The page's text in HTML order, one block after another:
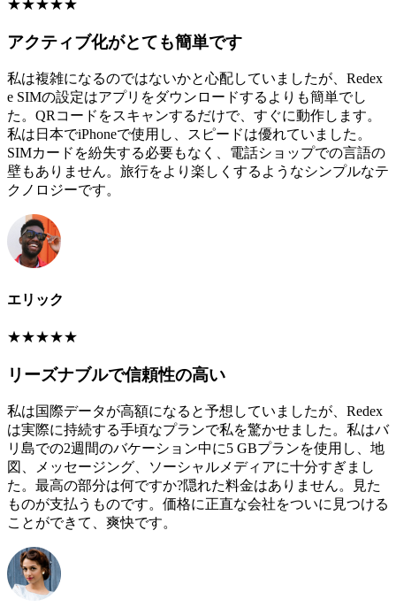
★★★★★
アクティブ化がとても簡単です
私は複雑になるのではないかと心配していましたが、Redex
e SIMの設定はアプリをダウンロードするよりも簡単でし
た。QRコードをスキャンするだけで、すぐに動作します。
私は日本でiPhoneで使用し、スピードは優れていました。
SIMカードを紛失する必要もなく、電話ショップでの言語の
壁もありません。旅行をより楽しくするようなシンプルなテ
クノロジーです。
エリック
★★★★★
リーズナブルで信頼性の高い
私は国際データが高額になると予想していましたが、Redex
は実際に持続する手頃なプランで私を驚かせました。私はバ
リ島での2週間のバケーション中に5 GBプランを使用し、地
図、メッセージング、ソーシャルメディアに十分すぎまし
た。最高の部分は何ですか?隠れた料金はありません。見た
ものが支払うものです。価格に正直な会社をついに見つける
ことができて、爽快です。